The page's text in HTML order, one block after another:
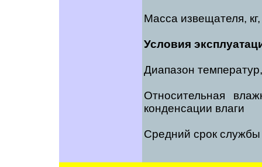
Масса извещателя,
Условия
Диапазон
Относительная
конденсации влаги
Средний срок